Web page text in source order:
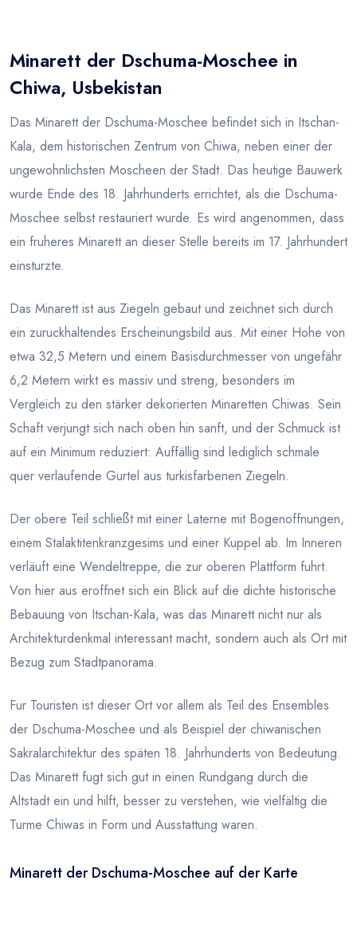
Minarett der Dschuma-Moschee in
Chiwa, Usbekistan
Das Minarett der Dschuma-Moschee befindet sich in Itschan-
Kala, dem historischen Zentrum von Chiwa, neben einer der
ungewohnlichsten Moscheen der Stadt. Das heutige Bauwerk
wurde Ende des 18. Jahrhunderts errichtet, als die Dschuma-
Moschee selbst restauriert wurde. Es wird angenommen, dass
ein fruheres Minarett an dieser Stelle bereits im 17. Jahrhundert
einsturzte.
Das Minarett ist aus Ziegeln gebaut und zeichnet sich durch
ein zuruckhaltendes Erscheinungsbild aus. Mit einer Hohe von
etwa 32,5 Metern und einem Basisdurchmesser von ungefähr
6,2 Metern wirkt es massiv und streng, besonders im
Vergleich zu den stärker dekorierten Minaretten Chiwas. Sein
Schaft verjungt sich nach oben hin sanft, und der Schmuck ist
auf ein Minimum reduziert: Auffällig sind lediglich schmale
quer verlaufende Gurtel aus turkisfarbenen Ziegeln.
Der obere Teil schließt mit einer Laterne mit Bogenoffnungen,
einem Stalaktitenkranzgesims und einer Kuppel ab. Im Inneren
verläuft eine Wendeltreppe, die zur oberen Plattform fuhrt.
Von hier aus eroffnet sich ein Blick auf die dichte historische
Bebauung von Itschan-Kala, was das Minarett nicht nur als
Architekturdenkmal interessant macht, sondern auch als Ort mit
Bezug zum Stadtpanorama.
Fur Touristen ist dieser Ort vor allem als Teil des Ensembles
der Dschuma-Moschee und als Beispiel der chiwanischen
Sakralarchitektur des späten 18. Jahrhunderts von Bedeutung.
Das Minarett fugt sich gut in einen Rundgang durch die
Altstadt ein und hilft, besser zu verstehen, wie vielfältig die
Turme Chiwas in Form und Ausstattung waren.
Minarett der Dschuma-Moschee auf der Karte